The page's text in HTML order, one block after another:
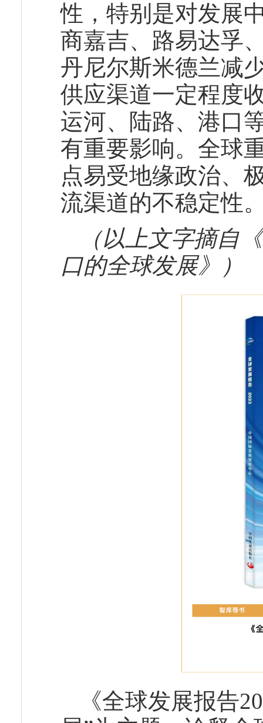
性，特别是对发展
商嘉吉、路易达孚
丹尼尔斯米德兰减
供应渠道一定程度
运河、陆路、港口
有重要影响。全球
点易受地缘政治、
流渠道的不稳定性
（以上文字摘自
口的全球发展》）
《全球发展报告